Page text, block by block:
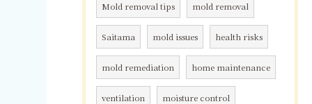
Mold removal tips mold removal
Saitama mold issues health risks
mold remediation home maintenance
ventilation moisture control